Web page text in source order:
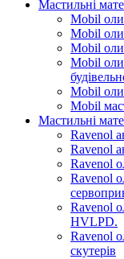
Мастильні
Mobil
Mobil
Mobil
Mobil
Mobil
Mobil
Мастильні
Ravenol
Ravenol
Ravenol
Ravenol
Ravenol
HVLPD.
Ravenol
скутерів